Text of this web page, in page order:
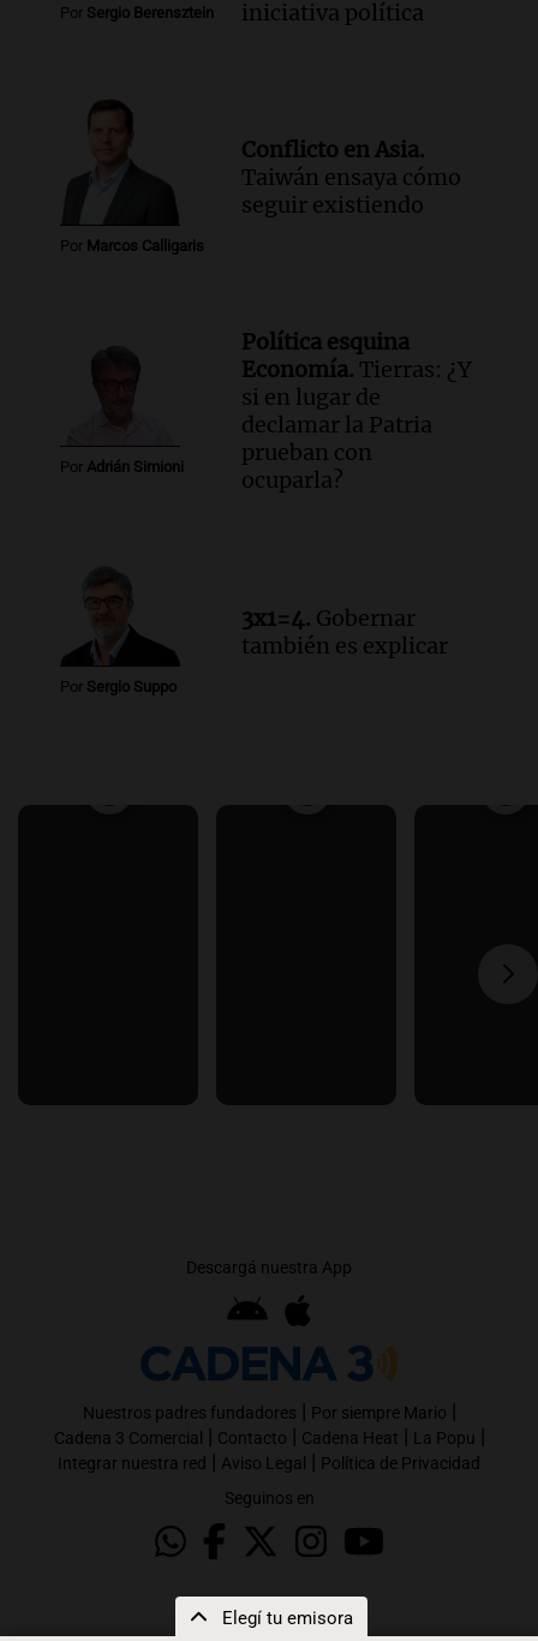
Elegí tu emisora
Por Sergio Berensztein
iniciativa política
Por Marcos Calligaris
Conflicto en Asia.
Taiwán ensaya cómo
seguir existiendo
Por Adrián Simioni
Política esquina
Economía. Tierras: ¿Y
si en lugar de
declamar la Patria
prueban con
ocuparla?
Por Sergio Suppo
3x1=4. Gobernar
también es explicar
Descargá nuestra App
Nuestros padres fundadores | Por siempre Mario |
Cadena 3 Comercial | Contacto | Cadena Heat | La Popu |
Integrar nuestra red | Aviso Legal | Política de Privacidad
Seguinos en